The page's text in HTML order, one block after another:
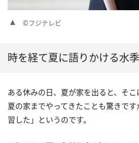
©フジテレビ
時を経て夏に語りかける水
ある休みの日、夏が家を出ると、そ
夏の家までやってきたことも驚きで
習した」というのです。